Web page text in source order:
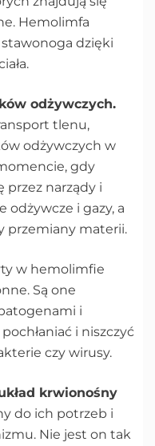
Hemolimfa
dzięki
odżywczych.
tlenu,
odżywczych w
gdy
przez narządy i
i gazy, a
przemiany materii.
w hemolimfie
Są one
i
i niszczyć
czy wirusy.
krwionośny
do ich potrzeb i
Nie jest on tak